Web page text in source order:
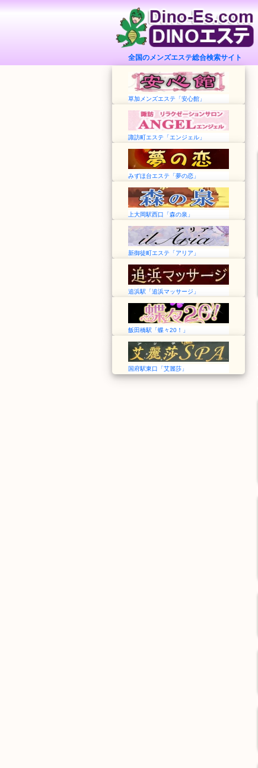
全国のメンズエステ総合検索サイト
草加メンズエステ「安心館」
諏訪町エステ「エンジェル」
みずほ台エステ「夢の恋」
上大岡駅西口「森の泉」
新御徒町エステ「アリア」
追浜駅「追浜マッサージ」
飯田橋駅「蝶々20！」
国府駅東口「艾麗莎」